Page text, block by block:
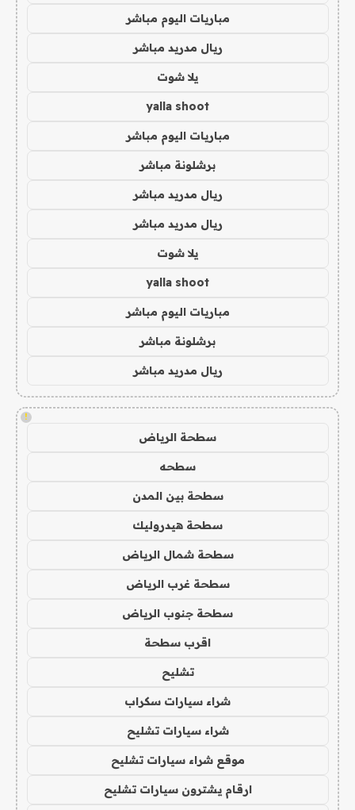
مباريات اليوم مباشر
ريال مدريد مباشر
يلا شوت
yalla shoot
مباريات اليوم مباشر
برشلونة مباشر
ريال مدريد مباشر
ريال مدريد مباشر
يلا شوت
yalla shoot
مباريات اليوم مباشر
برشلونة مباشر
ريال مدريد مباشر
!
سطحة الرياض
سطحه
سطحة بين المدن
سطحة هيدروليك
سطحة شمال الرياض
سطحة غرب الرياض
سطحة جنوب الرياض
اقرب سطحة
تشليح
شراء سيارات سكراب
شراء سيارات تشليح
موقع شراء سيارات تشليح
ارقام يشترون سيارات تشليح